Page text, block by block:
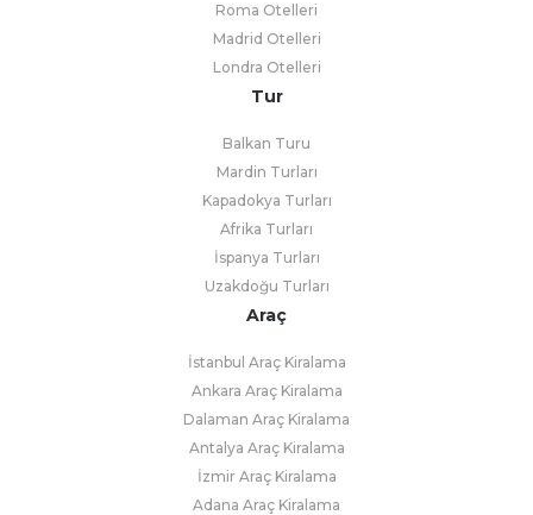
Roma Otelleri
Madrid Otelleri
Londra Otelleri
Tur
Balkan Turu
Mardin Turları
Kapadokya Turları
Afrika Turları
İspanya Turları
Uzakdoğu Turları
Araç
İstanbul Araç Kiralama
Ankara Araç Kiralama
Dalaman Araç Kiralama
Antalya Araç Kiralama
İzmir Araç Kiralama
Adana Araç Kiralama